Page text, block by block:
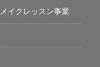
イクレッスン事業